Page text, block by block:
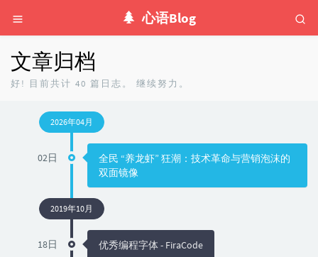
心语Blog
文章归档
好! 目前共计 40 篇日志。 继续努力。
2026年04月
02日
全民 “养龙虾” 狂潮：技术革命与营销泡沫的
双面镜像
2019年10月
18日 优秀编程字体 - FiraCode